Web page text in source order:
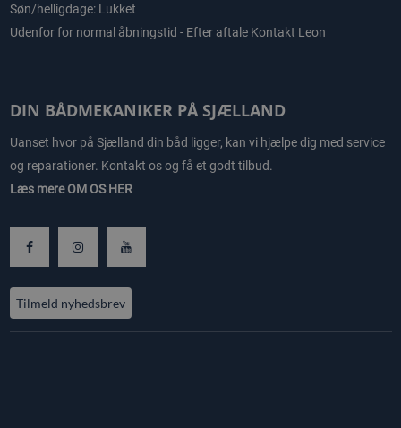
Søn/helligdage: Lukket
Udenfor for normal åbningstid - Efter aftale Kontakt Leon
DIN BÅDMEKANIKER PÅ SJÆLLAND
Uanset hvor på Sjælland din båd ligger, kan vi hjælpe dig med service
og reparationer. Kontakt os og få et godt tilbud.
Læs mereOM OS HER
Tilmeld nyhedsbrev